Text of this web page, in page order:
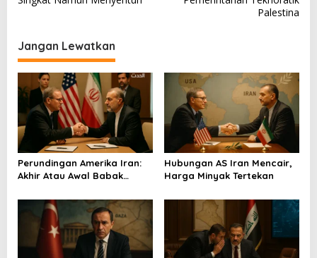
g
a
s
i
p
o
s
Palestina
Jangan Lewatkan
Perundingan Amerika Iran:
Akhir Atau Awal Babak
Hubungan AS Iran Mencair,
Harga Minyak Tertekan